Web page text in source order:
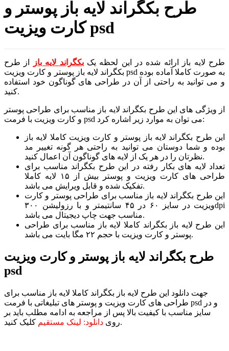
طرح بکگراند لایه باز پوستر و
کارت ویزیت psd
طرح لایه باز ارائه شده در این لحظه یکبکگراند لایه باز
از طرح
بکگراند لایه باز پوستر و کارت ویزیت psd به صورت کاملا آماده بوده
و می توانید به راحتی از آن در طراحی های گوناگون خود استفاده
کنید.
از ویژگی های این طرح بکگراند لایه باز مناسب برای طراحی پوستر
و کارت ویزیت با فرمت psd می توان به موارد زیر اشاره کرد:
این طرح بکگراند لایه باز پوستر و کارت ویزیت کاملا لایه باز
بوده و شما دوستان می توانید به راحتی هر گونه تغییر مد
نظرتان را در هر یک از لایه های گوناگون آن اعمال کنید.
تعداد لایه های بکار رفته در این طرح بکگراند مناسب برای
طراحی های کارت ویزیت و پوستر بیش از ۱۵ لایه کاملا
تفکیک شده و قابل ویرایش می باشد.
این طرح بکگراند لایه باز مناسب برای طراحی پوستر و کارت
ویزیت در سایز ۶۰ در ۴۵ سانتیمتر و با رزولیشن ۳۰۰dpi
مناسب جهت چاپ دیجیتال می باشد.
این طرح لایه باز بکگراند کاملا لایه باز مناسب برای طراحی
پوستر و کارت ویزیت با حجم ۲۲ مگا بایت می باشد.
طرح بکگراند لایه باز پوستر و کارت ویزیت
psd
جهت دانلود این طرح لایه باز بکگراند کاملا لایه باز مناسب برای
طراحی های کارت ویزیت و پوستر های تبلیغاتی با فرمت psd و در
سایز مناسب با کیفیت بالا پس از مراجعه به ادامه مطلب باید بر
روی دانلود: لینک مستقیم کلیک کنید.